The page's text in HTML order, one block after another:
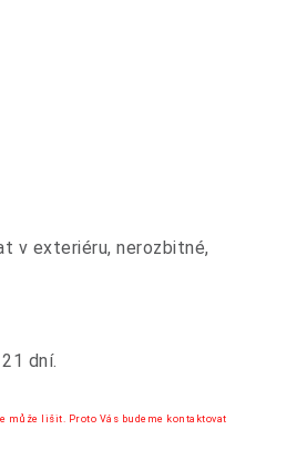
v exteriéru, nerozbitné,
dní.
může lišit. Proto Vás budeme kontaktovat